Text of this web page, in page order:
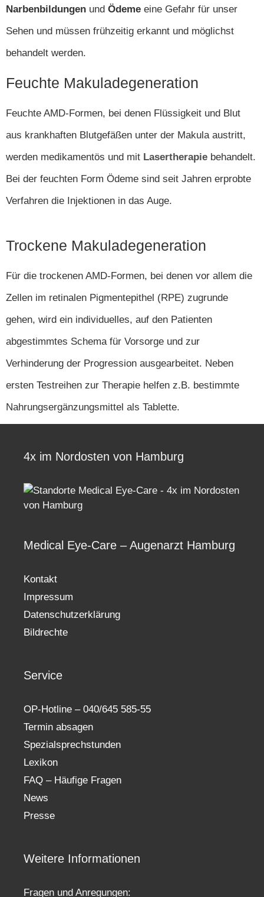
Narbenbildungen und Ödeme eine Gefahr für unser
Sehen und müssen frühzeitig erkannt und möglichst
behandelt werden.
Feuchte Makuladegeneration
Feuchte AMD-Formen, bei denen Flüssigkeit und Blut
aus krankhaften Blutgefäßen unter der Makula austritt,
werden medikamentös und mit Lasertherapie behandelt.
Bei der feuchten Form Ödeme sind seit Jahren erprobte
Verfahren die Injektionen in das Auge.
Trockene Makuladegeneration
Für die trockenen AMD-Formen, bei denen vor allem die
Zellen im retinalen Pigmentepithel (RPE) zugrunde
gehen, wird ein individuelles, auf den Patienten
abgestimmtes Schema für Vorsorge und zur
Verhinderung der Progression ausgearbeitet. Neben
ersten Testreihen zur Therapie helfen z.B. bestimmte
Nahrungsergänzungsmittel als Tablette.
4x im Nordosten von Hamburg
Medical Eye-Care – Augenarzt Hamburg
Kontakt
Impressum
Datenschutzerklärung
Bildrechte
Service
OP-Hotline – 040/645 585-55
Termin absagen
Spezialsprechstunden
Lexikon
FAQ – Häufige Fragen
News
Presse
Weitere Informationen
Fragen und Anregungen: